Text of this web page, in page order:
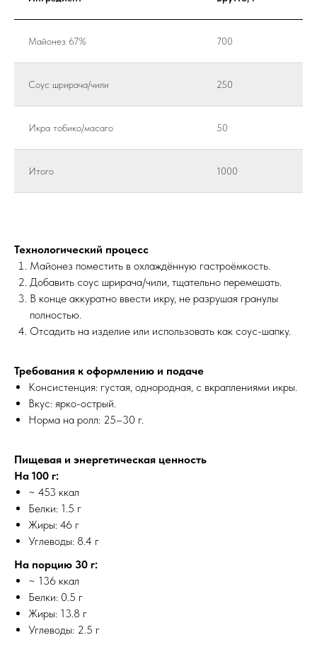
Майонез 67% 700
Соус шрирача/чили 250
Икра тобико/масаго 50
Итого 1000
Технологический процесс
Майонез поместить в охлаждённую гастроёмкость.
Добавить соус шрирача/чили, тщательно перемешать.
В конце аккуратно ввести икру, не разрушая гранулы
полностью.
Отсадить на изделие или использовать как соус-шапку.
Требования к оформлению и подаче
Консистенция: густая, однородная, с вкраплениями икры.
Вкус: ярко-острый.
Норма на ролл: 25–30 г.
Пищевая и энергетическая ценность
На 100 г:
~ 453 ккал
Белки: 1.5 г
Жиры: 46 г
Углеводы: 8.4 г
На порцию 30 г:
~ 136 ккал
Белки: 0.5 г
Жиры: 13.8 г
Углеводы: 2.5 г